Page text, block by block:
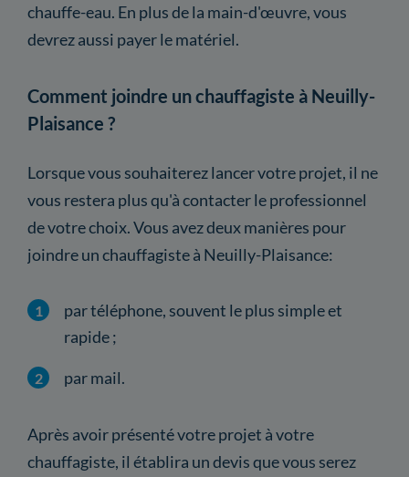
chauffe-eau. En plus de la main-d'œuvre, vous
devrez aussi payer le matériel.
Comment joindre un chauffagiste à Neuilly-
Plaisance ?
Lorsque vous souhaiterez lancer votre projet, il ne
vous restera plus qu'à contacter le professionnel
de votre choix. Vous avez deux manières pour
joindre un chauffagiste à Neuilly-Plaisance:
par téléphone, souvent le plus simple et
rapide ;
par mail.
Après avoir présenté votre projet à votre
chauffagiste, il établira un devis que vous serez